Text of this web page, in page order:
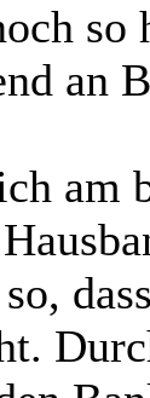
so
an
am